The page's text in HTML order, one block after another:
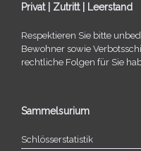
Privat | Zutritt | Leerstand
Respektieren Sie bitte
Bewohner sowie
recht­li­che Folgen für Sie
Sammelsurium
Schlösserstatistik